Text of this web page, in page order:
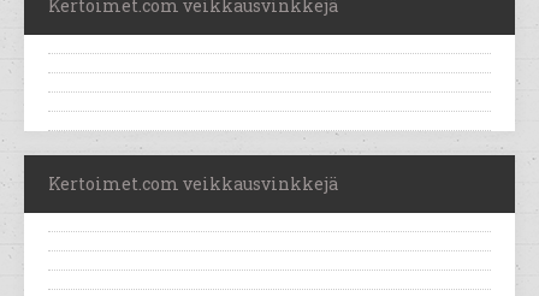
Kertoimet.com veikkausvinkkejä
Kertoimet.com veikkausvinkkejä